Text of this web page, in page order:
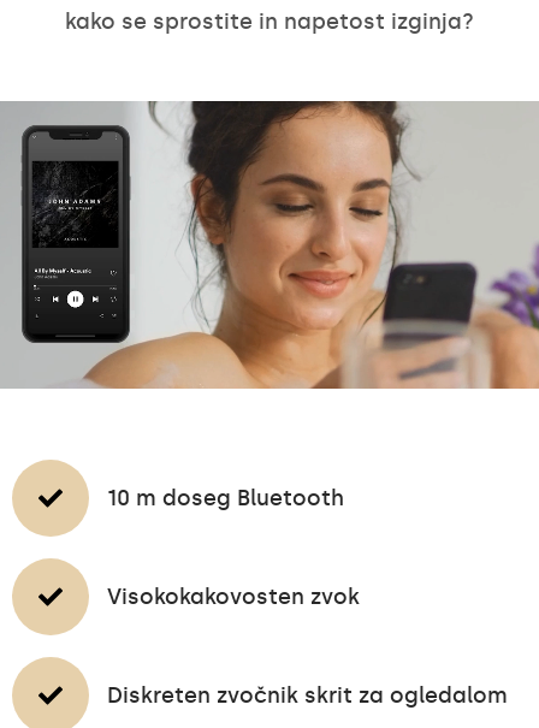
kako se sprostite in napetost izginja?
10 m doseg Bluetooth
Visokokakovosten zvok
Diskreten zvočnik skrit za ogledalom